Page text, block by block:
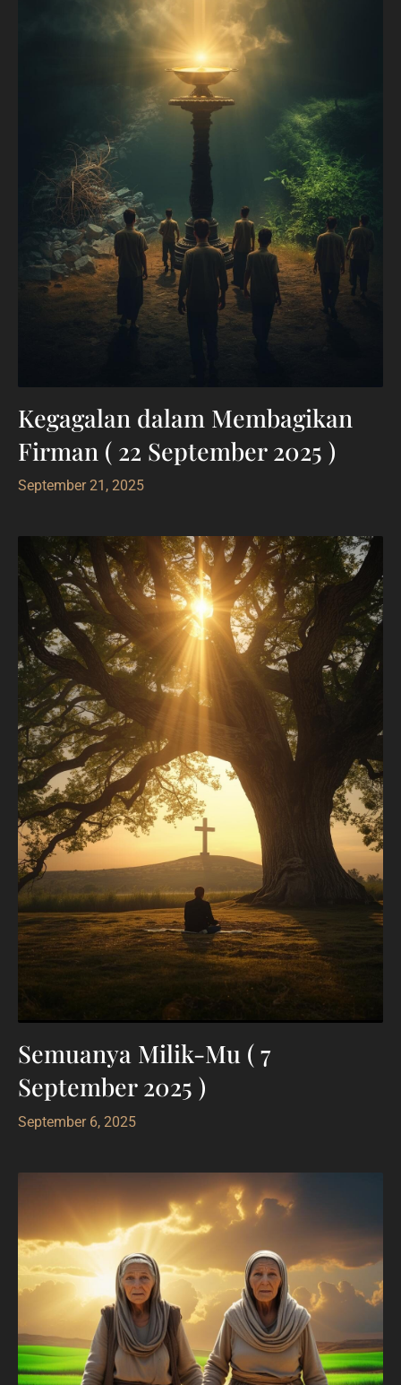
Kegagalan dalam Membagikan
Firman ( 22 September 2025 )
September 21, 2025
Semuanya Milik-Mu ( 7
September 2025 )
September 6, 2025